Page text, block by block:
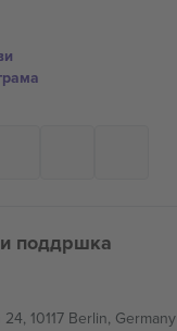
поддршка
10117 Berlin, Germany